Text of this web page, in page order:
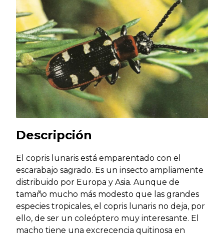
Descripción
El copris lunaris está emparentado con el
escarabajo sagrado. Es un insecto ampliamente
distribuido por Europa y Asia. Aunque de
tamaño mucho más modesto que las grandes
especies tropicales, el copris lunaris no deja, por
ello, de ser un coleóptero muy interesante. El
macho tiene una excrecencia quitinosa en